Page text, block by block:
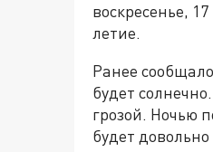
воскресенье,
летие.
Ранее
будет
грозой. Ночью
будет